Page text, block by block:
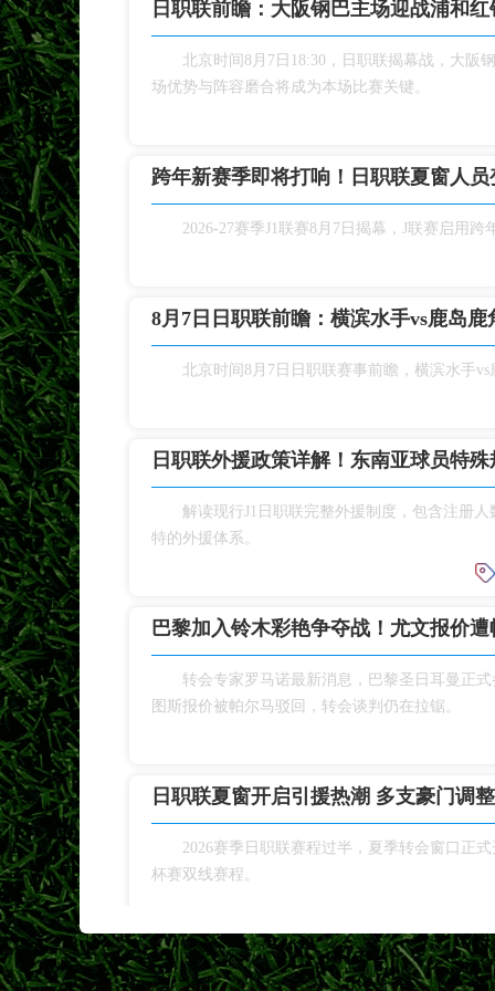
日职联前瞻：大阪钢巴主场迎战浦和
北京时间8月7日18:30，日职联揭幕战，大阪
场优势与阵容磨合将成为本场比赛关键。
跨年新赛季即将打响！日职联夏窗人员
2026‑27赛季J1联赛8月7日揭幕，J联赛启用
8月7日日职联前瞻：横滨水手vs鹿岛鹿
北京时间8月7日日职联赛事前瞻，横滨水手
日职联外援政策详解！东南亚球员特
解读现行J1日职联完整外援制度，包含注册
特的外援体系。
巴黎加入铃木彩艳争夺战！尤文报价
转会专家罗马诺最新消息，巴黎圣日耳曼正
图斯报价被帕尔马驳回，转会谈判仍在拉锯。
日职联夏窗开启引援热潮 多支豪门调
2026赛季日职联赛程过半，夏季转会窗口正
杯赛双线赛程。
日职联冠军次数排名！鹿岛、横滨水